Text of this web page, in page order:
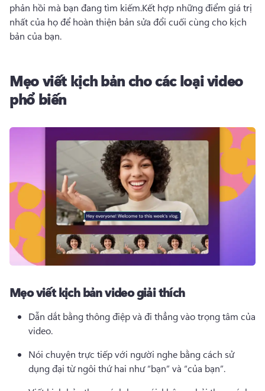
phản hồi mà bạn đang tìm kiếm.Kết hợp những điểm giá trị
nhất của họ để hoàn thiện bản sửa đổi cuối cùng cho kịch
bản của bạn.
Mẹo viết kịch bản cho các loại video
phổ biến
Mẹo viết kịch bản video giải thích
Dẫn dắt bằng thông điệp và đi thẳng vào trọng tâm của
video.
Nói chuyện trực tiếp với người nghe bằng cách sử
dụng đại từ ngôi thứ hai như “bạn” và “của bạn”.